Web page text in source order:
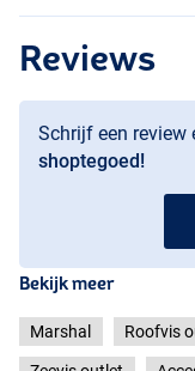
Reviews
Schrijf een review
shoptegoed!
Bekijk meer
Marshal Roofvis